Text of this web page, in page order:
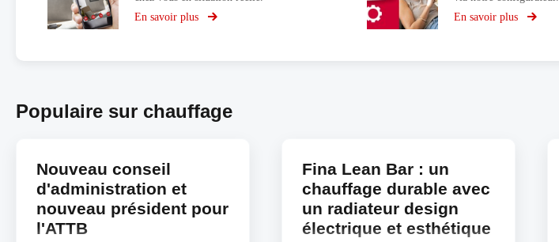
En savoir plus
sur
En savoir plus
sur
Populaire sur chauffage
Nouveau conseil
d'administration et
nouveau président pour
l'ATTB
Fina Lean Bar : un
chauffage durable avec
un radiateur design
électrique et esthétique